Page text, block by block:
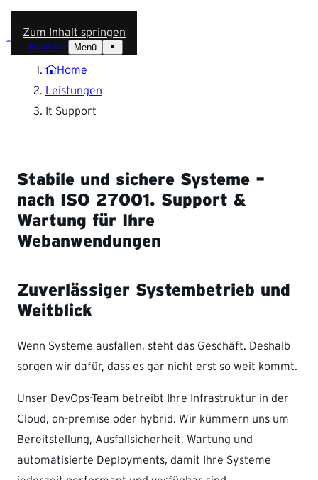
Zum Inhalt springen
Kontakt
Menü
Home
Leistungen
It Support
Stabile und sichere Systeme –
nach ISO 27001. Support &
Wartung für Ihre
Webanwendungen
Zuverlässiger Systembetrieb und
Weitblick
Wenn Systeme ausfallen, steht das Geschäft. Deshalb
sorgen wir dafür, dass es gar nicht erst so weit kommt.
Unser DevOps-Team betreibt Ihre Infrastruktur in der
Cloud, on-premise oder hybrid. Wir kümmern uns um
Bereitstellung, Ausfallsicherheit, Wartung und
automatisierte Deployments, damit Ihre Systeme